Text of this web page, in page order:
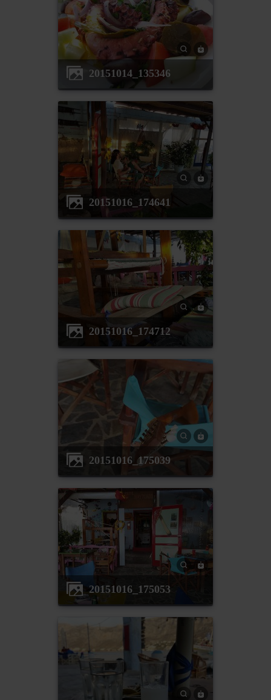
20151014_135346
20151016_174641
20151016_174712
20151016_175039
20151016_175053